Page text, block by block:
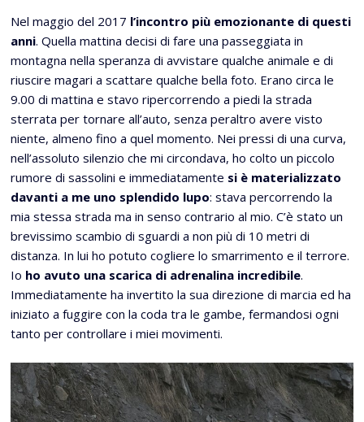
Nel maggio del 2017 l’incontro più emozionante di questi
anni. Quella mattina decisi di fare una passeggiata in
montagna nella speranza di avvistare qualche animale e di
riuscire magari a scattare qualche bella foto. Erano circa le
9.00 di mattina e stavo ripercorrendo a piedi la strada
sterrata per tornare all’auto, senza peraltro avere visto
niente, almeno fino a quel momento. Nei pressi di una curva,
nell’assoluto silenzio che mi circondava, ho colto un piccolo
rumore di sassolini e immediatamente si è materializzato
davanti a me uno splendido lupo: stava percorrendo la
mia stessa strada ma in senso contrario al mio. C’è stato un
brevissimo scambio di sguardi a non più di 10 metri di
distanza. In lui ho potuto cogliere lo smarrimento e il terrore.
Io ho avuto una scarica di adrenalina incredibile.
Immediatamente ha invertito la sua direzione di marcia ed ha
iniziato a fuggire con la coda tra le gambe, fermandosi ogni
tanto per controllare i miei movimenti.